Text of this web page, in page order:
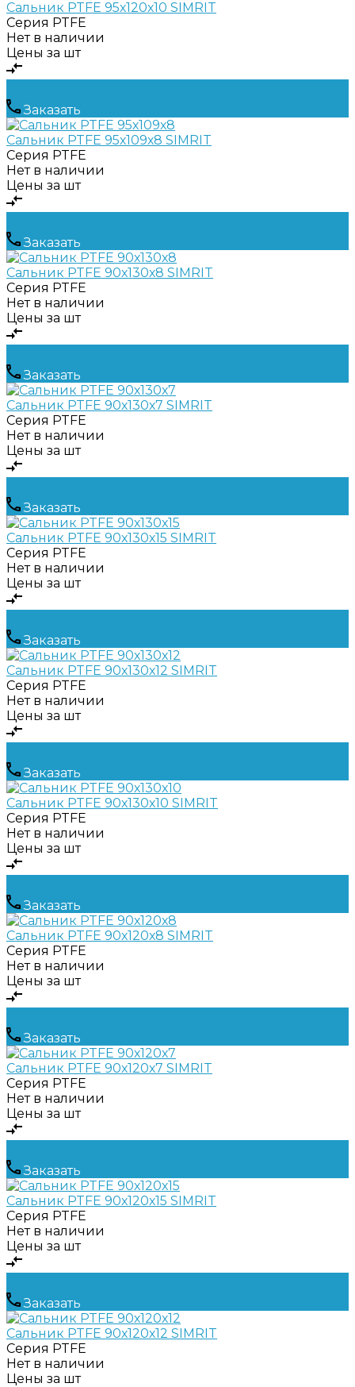
Сальник PTFE 95х120х10 SIMRIT
Серия PTFE
Нет в наличии
Цены за шт
Заказать
Сальник PTFE 95х109х8 SIMRIT
Серия PTFE
Нет в наличии
Цены за шт
Заказать
Сальник PTFE 90х130х8 SIMRIT
Серия PTFE
Нет в наличии
Цены за шт
Заказать
Сальник PTFE 90х130х7 SIMRIT
Серия PTFE
Нет в наличии
Цены за шт
Заказать
Сальник PTFE 90х130х15 SIMRIT
Серия PTFE
Нет в наличии
Цены за шт
Заказать
Сальник PTFE 90х130х12 SIMRIT
Серия PTFE
Нет в наличии
Цены за шт
Заказать
Сальник PTFE 90х130х10 SIMRIT
Серия PTFE
Нет в наличии
Цены за шт
Заказать
Сальник PTFE 90х120х8 SIMRIT
Серия PTFE
Нет в наличии
Цены за шт
Заказать
Сальник PTFE 90х120х7 SIMRIT
Серия PTFE
Нет в наличии
Цены за шт
Заказать
Сальник PTFE 90х120х15 SIMRIT
Серия PTFE
Нет в наличии
Цены за шт
Заказать
Сальник PTFE 90х120х12 SIMRIT
Серия PTFE
Нет в наличии
Цены за шт